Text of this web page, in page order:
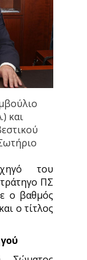
και
του
ΠΣ
ο βαθμός
ο τίτλος